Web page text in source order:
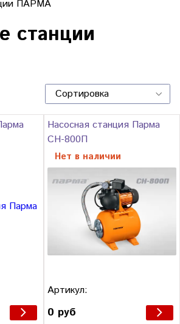
ПАРМА
станции
Насосная станция Парма
СН-800П
Нет в наличии
Артикул:
0 руб